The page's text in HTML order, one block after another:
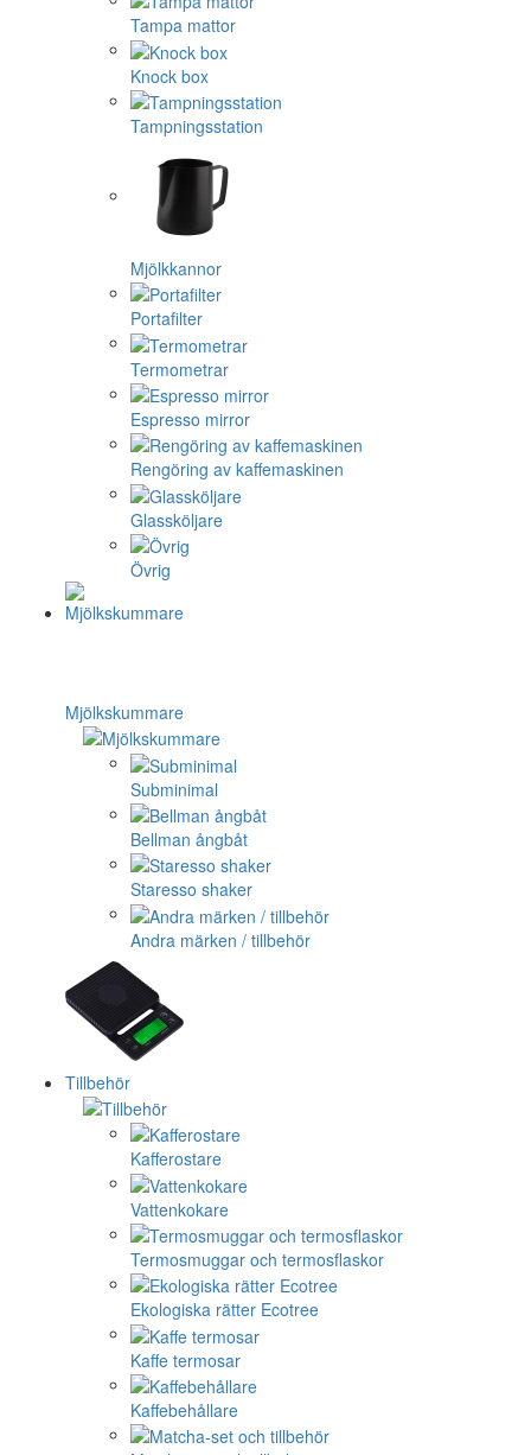
Tampa mattor
Knock box
Tampningsstation
Mjölkkannor
Portafilter
Termometrar
Espresso mirror
Rengöring av kaffemaskinen
Glassköljare
Övrig
Mjölkskummare
Subminimal
Bellman ångbåt
Staresso shaker
Andra märken / tillbehör
Tillbehör
Kafferostare
Vattenkokare
Termosmuggar och termosflaskor
Ekologiska rätter Ecotree
Kaffe termosar
Kaffebehållare